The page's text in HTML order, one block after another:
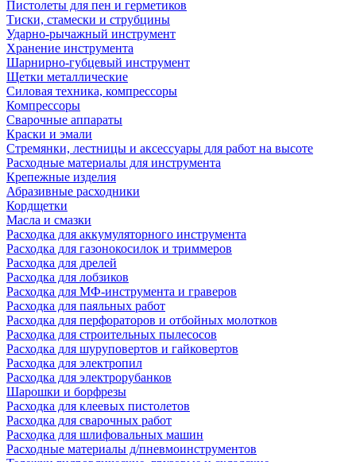
Пистолеты для пен и герметиков
Тиски, стамески и струбцины
Ударно-рычажный инструмент
Хранение инструмента
Шарнирно-губцевый инструмент
Щетки металлические
Силовая техника, компрессоры
Компрессоры
Сварочные аппараты
Краски и эмали
Стремянки, лестницы и аксессуары для работ на высоте
Расходные материалы для инструмента
Крепежные изделия
Абразивные расходники
Кордщетки
Масла и смазки
Расходка для аккумуляторного инструмента
Расходка для газонокосилок и триммеров
Расходка для дрелей
Расходка для лобзиков
Расходка для МФ-инструмента и граверов
Расходка для паяльных работ
Расходка для перфораторов и отбойных молотков
Расходка для строительных пылесоcов
Расходка для шуруповертов и гайковертов
Расходка для электропил
Расходка для электрорубанков
Шарошки и борфрезы
Расходка для клеевых пистолетов
Расходка для сварочных работ
Расходка для шлифовальных машин
Расходные материалы д/пневмоинструментов